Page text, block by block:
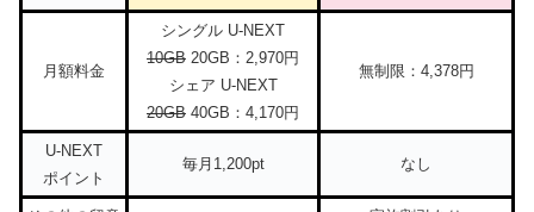
月額料金
シングル U-NEXT
10GB 20GB：2,970円
シェア U-NEXT
20GB 40GB：4,170円
無制限：4,378円
U-NEXT
ポイント
毎月1,200pt なし